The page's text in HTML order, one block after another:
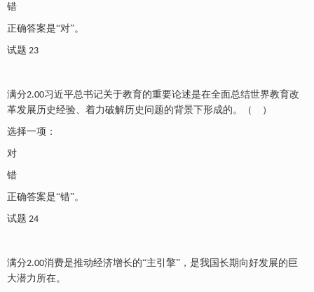
错
正确答案是“对”。
试题 23
满分2.00习近平总书记关于教育的重要论述是在全面总结世界教育改
革发展历史经验、着力破解历史问题的背景下形成的。（ ）
选择一项：
对
错
正确答案是“错”。
试题 24
满分2.00消费是推动经济增长的“主引擎”，是我国长期向好发展的巨
大潜力所在。